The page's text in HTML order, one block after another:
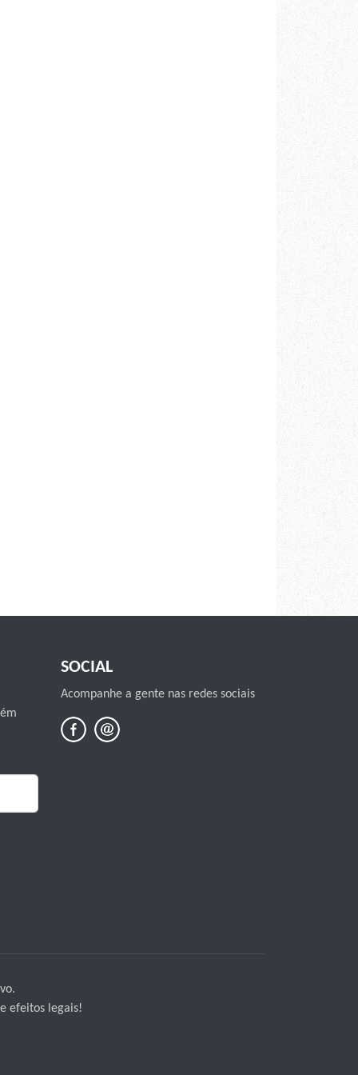
SOCIAL
Acompanhe a gente nas redes sociais
efeitos legais!